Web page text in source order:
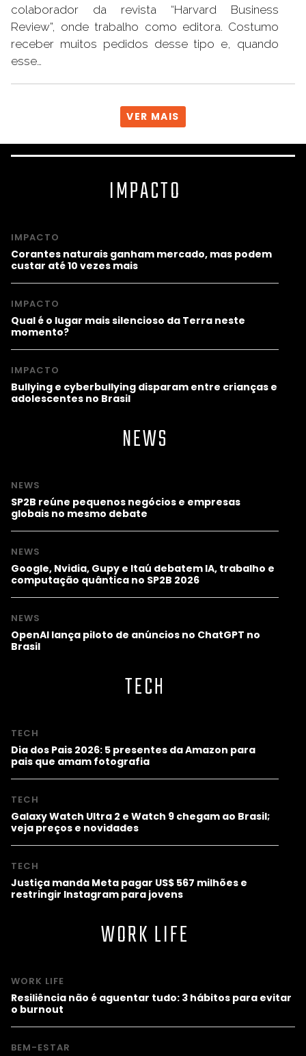
colaborador da revista “Harvard Business
Review”, onde trabalho como editora. Costumo
receber muitos pedidos desse tipo e, quando
esse…
VER MAIS
IMPACTO
IMPACTO
Corantes naturais ganham mercado, mas podem
custar até 10 vezes mais
IMPACTO
Qual é o lugar mais silencioso da Terra neste
momento?
IMPACTO
Bullying e cyberbullying disparam entre crianças e
adolescentes no Brasil
NEWS
NEWS
SP2B reúne pequenos negócios e empresas
globais no mesmo debate
NEWS
Google, Nvidia, Gupy e Itaú debatem IA, trabalho e
computação quântica no SP2B 2026
NEWS
OpenAI lança piloto de anúncios no ChatGPT no
Brasil
TECH
TECH
Dia dos Pais 2026: 5 presentes da Amazon para
pais que amam fotografia
TECH
Galaxy Watch Ultra 2 e Watch 9 chegam ao Brasil;
veja preços e novidades
TECH
Justiça manda Meta pagar US$ 567 milhões e
restringir Instagram para jovens
WORK LIFE
WORK LIFE
Resiliência não é aguentar tudo: 3 hábitos para evitar
o burnout
BEM-ESTAR